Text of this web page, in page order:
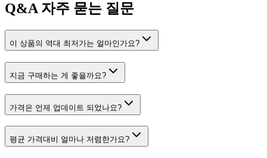
Q&A자주 묻는 질문
이 상품의 역대 최저가는 얼마인가요?
지금 구매하는 게 좋을까요?
가격은 언제 업데이트 되었나요?
평균 가격대비 얼마나 저렴한가요?